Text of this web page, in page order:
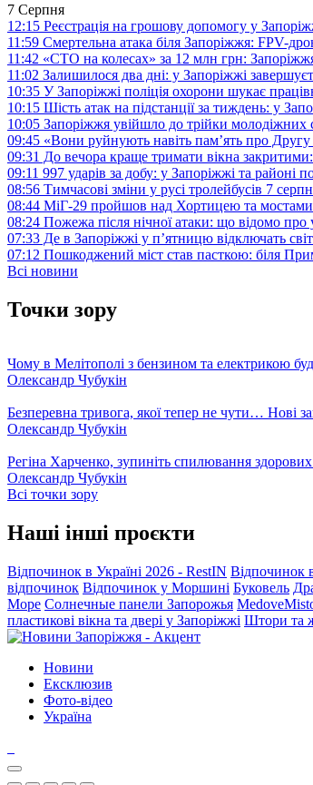
7 Серпня
12:15 Реєстрація на грошову допомогу у
11:59 Смертельна атака біля Запоріжжя: FPV-
11:42 «СТО на колесах» за 12 млн грн:
11:02 Залишилося два дні: у Запоріжжі
10:35 У Запоріжжі поліція охорони шукає
10:15 Шість атак на підстанції за тиждень: у
10:05 Запоріжжя увійшло до трійки молодіжних
09:45 «Вони руйнують навіть пам’ять про Другу
09:31 До вечора краще тримати вікна
09:11 997 ударів за добу: у Запоріжжі та районі
08:56 Тимчасові зміни у русі тролейбусів 7
08:44 МіГ-29 пройшов над Хортицею та
08:24 Пожежа після нічної атаки: що відомо
07:33 Де в Запоріжжі у п’ятницю відключать
07:12 Пошкоджений міст став пасткою: біля
Всі новини
Точки зору
Чому в Мелітополі з бензином та електрикою
Олександр Чубукін
Безперевна тривога, якої тепер не чути… Нові
Олександр Чубукін
Регіна Харченко, зупиніть спилювання
Олександр Чубукін
Всі точки зору
Наші інші проєкти
Відпочинок в Україні 2026 - RestIN Відпочинок
відпочинок Відпочинок у Моршині Буковель
Море Солнечные панели Запорожья
пластикові вікна та двері у Запоріжжі Штори та
Новини
Ексклюзив
Фото-відео
Україна